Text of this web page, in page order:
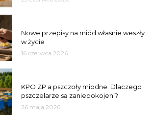
Nowe przepisy na miód właśnie weszły
w życie
16 czerwca 2026
KPO ZP a pszczoły miodne. Dlaczego
pszczelarze są zaniepokojeni?
26 maja 2026